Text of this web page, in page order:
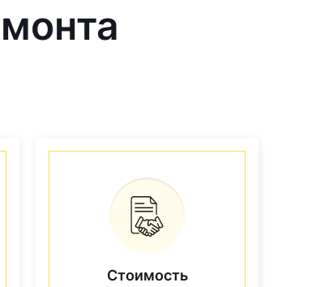
Стоимость